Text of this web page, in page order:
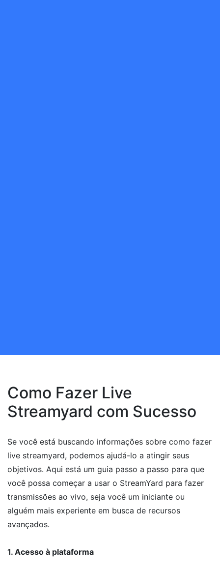
Como Fazer Live
Streamyard com Sucesso
Se você está buscando informações sobre como fazer
live streamyard, podemos ajudá-lo a atingir seus
objetivos. Aqui está um guia passo a passo para que
você possa começar a usar o StreamYard para fazer
transmissões ao vivo, seja você um iniciante ou
alguém mais experiente em busca de recursos
avançados.
1. Acesso à plataforma